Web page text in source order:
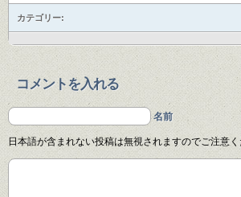
カテゴリー:
コメントを入れる
名前
日本語が含まれない投稿は無視されますのでご注意